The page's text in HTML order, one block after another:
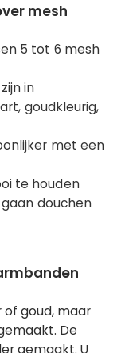
mesh
5 tot 6 mesh
in
goudkleurig,
met een
te houden
douchen
of goud, maar
De
gemaakt. U